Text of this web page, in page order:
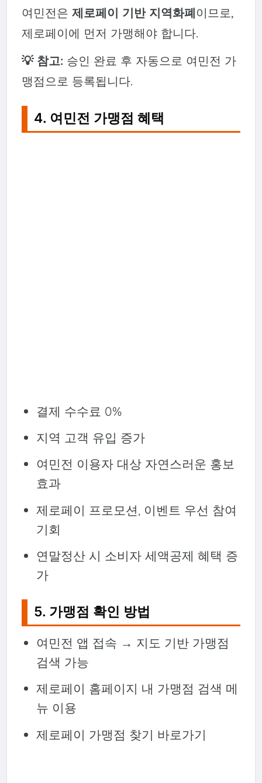
여민전은 제로페이 기반 지역화폐이므로,
제로페이에 먼저 가맹해야 합니다.
💡 참고: 승인 완료 후 자동으로 여민전 가
맹점으로 등록됩니다.
4. 여민전 가맹점 혜택
결제 수수료 0%
지역 고객 유입 증가
여민전 이용자 대상 자연스러운 홍보
효과
제로페이 프로모션, 이벤트 우선 참여
기회
연말정산 시 소비자 세액공제 혜택 증
가
5. 가맹점 확인 방법
여민전 앱 접속 → 지도 기반 가맹점
검색 가능
제로페이 홈페이지 내 가맹점 검색 메
뉴 이용
제로페이 가맹점 찾기 바로가기